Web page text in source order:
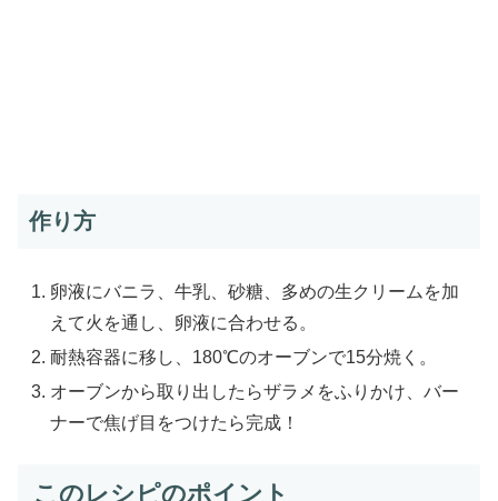
作り方
卵液にバニラ、牛乳、砂糖、多めの生クリームを加
えて火を通し、卵液に合わせる。
耐熱容器に移し、180℃のオーブンで15分焼く。
オーブンから取り出したらザラメをふりかけ、バー
ナーで焦げ目をつけたら完成！
このレシピのポイント